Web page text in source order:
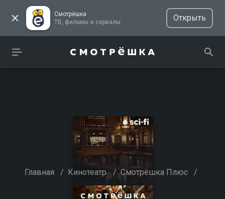
Смотрёшка
ТВ, фильмы и сериалы
Открыть
Главная / Кинотеатр / Смотрёшка Плюс /